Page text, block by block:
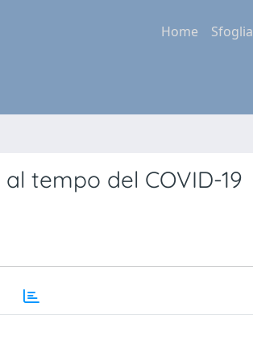
Home Sfoglia
tempo del COVID-19